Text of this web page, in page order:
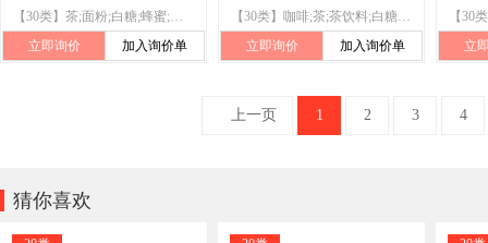
【30类】茶;面粉;白糖;蜂蜜;糕点;包子;米;挂面;以谷物为主的零食小吃;调味品
立即询价
加入询价单
【30类】咖啡;茶;茶饮料;白糖;糖果;蜂蜜;面包干;面粉;食用芳香剂;佐料(调味品)
立即询价
加入询价单 立
上一页 1 2 3 4
猜你喜欢